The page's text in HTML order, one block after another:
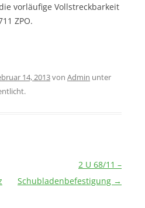
vorläufige Vollstreckbarkeit
ZPO.
14, 2013von Admin unter
2 U 68/11 –
Schubladenbefestigung →